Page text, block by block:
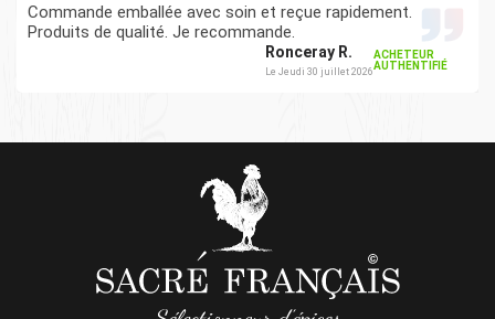
Commande emballée avec soin et reçue rapidement.
Produits de qualité. Je recommande.
Ronceray R.
Le Jeudi 30 juillet 2026
ACHETEUR
AUTHENTIFIÉ